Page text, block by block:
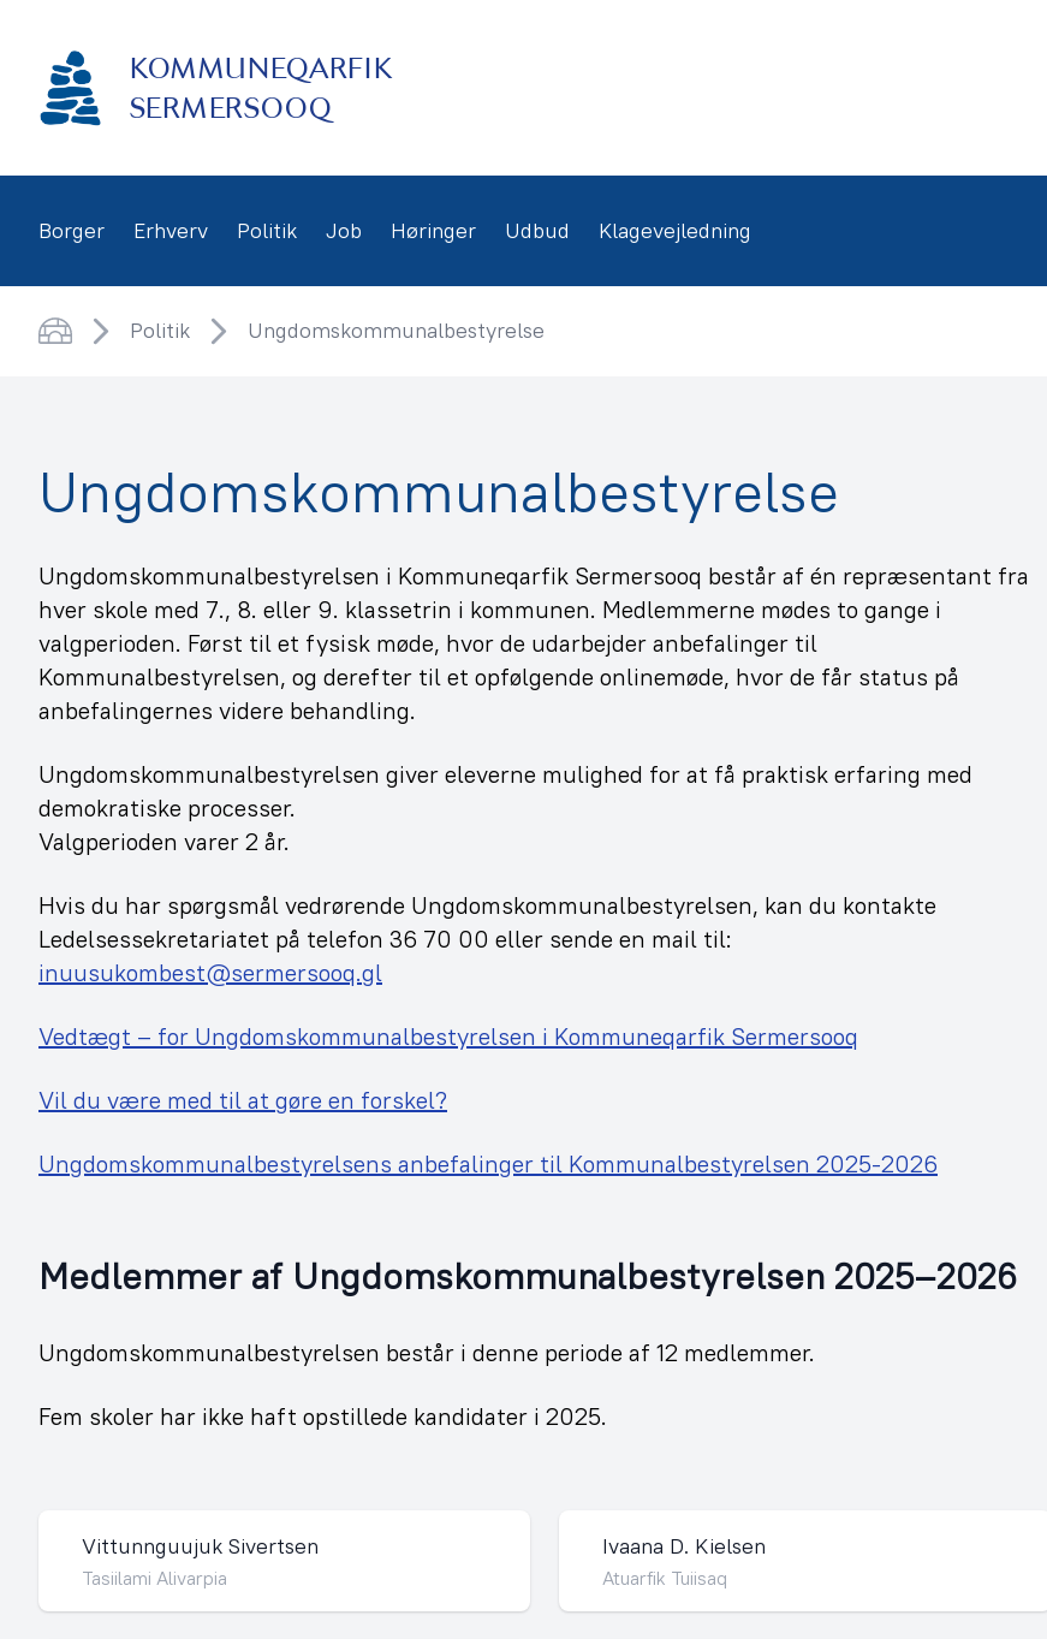
indhold
KOMMUNEQARFIK
SERMERSOOQ
Borger Erhverv Politik Job Høringer Udbud Klagevejledning
Politik Ungdomskommunalbestyrelse
Ungdomskommunalbestyrelse
Ungdomskommunalbestyrelsen i Kommuneqarfik Sermersooq består af én repræsentant fra
hver skole med 7., 8. eller 9. klassetrin i kommunen. Medlemmerne mødes to gange i
valgperioden. Først til et fysisk møde, hvor de udarbejder anbefalinger til
Kommunalbestyrelsen, og derefter til et opfølgende onlinemøde, hvor de får status på
anbefalingernes videre behandling.
Ungdomskommunalbestyrelsen giver eleverne mulighed for at få praktisk erfaring med
demokratiske processer.
Valgperioden varer 2 år.
Hvis du har spørgsmål vedrørende Ungdomskommunalbestyrelsen, kan du kontakte
Ledelsessekretariatet på telefon 36 70 00 eller sende en mail til:
inuusukombest@sermersooq.gl
Vedtægt – for Ungdomskommunalbestyrelsen i Kommuneqarfik Sermersooq
Vil du være med til at gøre en forskel?
Ungdomskommunalbestyrelsens anbefalinger til Kommunalbestyrelsen 2025-2026
Medlemmer af Ungdomskommunalbestyrelsen 2025–2026
Ungdomskommunalbestyrelsen består i denne periode af 12 medlemmer.
Fem skoler har ikke haft opstillede kandidater i 2025.
Vittunnguujuk Sivertsen
Tasiilami Alivarpia
Ivaana D. Kielsen
Atuarfik Tuiisaq